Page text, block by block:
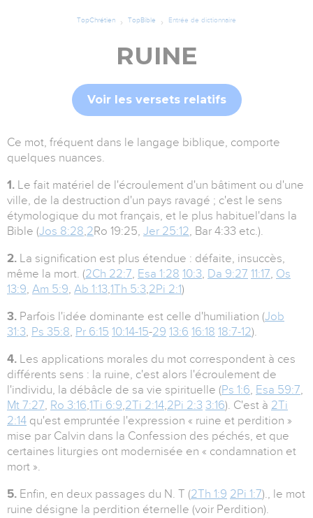
TopChrétien TopBible Entrée de dictionnaire
RUINE
Voir les versets relatifs
Ce mot, fréquent dans le langage biblique, comporte
quelques nuances.
1. Le fait matériel de l'écroulement d'un bâtiment ou d'une
ville, de la destruction d'un pays ravagé ; c'est le sens
étymologique du mot français, et le plus habituel'dans la
Bible (Jos 8:28,2Ro 19:25, Jer 25:12, Bar 4:33 etc.).
2. La signification est plus étendue : défaite, insuccès,
même la mort. (2Ch 22:7, Esa 1:28 10:3, Da 9:27 11:17, Os
13:9, Am 5:9, Ab 1:13,1Th 5:3,2Pi 2:1)
3. Parfois l'idée dominante est celle d'humiliation (Job
31:3, Ps 35:8, Pr 6:15 10:14-15-29 13:6 16:18 18:7-12).
4. Les applications morales du mot correspondent à ces
différents sens : la ruine, c'est alors l'écroulement de
l'individu, la débâcle de sa vie spirituelle (Ps 1:6, Esa 59:7,
Mt 7:27, Ro 3:16,1Ti 6:9,2Ti 2:14,2Pi 2:3 3:16). C'est à 2Ti
2:14 qu'est empruntée l'expression « ruine et perdition »
mise par Calvin dans la Confession des péchés, et que
certaines liturgies ont modernisée en « condamnation et
mort ».
5. Enfin, en deux passages du N. T (2Th 1:9 2Pi 1:7)., le mot
ruine désigne la perdition éternelle (voir Perdition).